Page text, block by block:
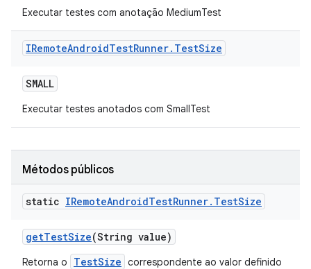
Executar testes com anotação MediumTest
IRemoteAndroidTestRunner. TestSize
SMALL
Executar testes anotados com SmallTest
Métodos públicos
static IRemoteAndroidTestRunner. TestSize
getTestSize(String value)
Retorna o TestSize correspondente ao valor definido